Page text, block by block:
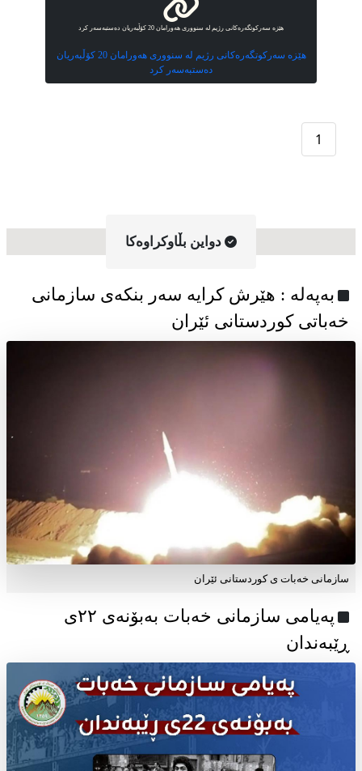
هێزە سەرکوتگەرەکانی رژیم لە سنووری هەورامان 20 کۆڵبەریان دەستبەسەر کرد
هێزە سەرکوتگەرەکانی رژیم لە سنووری هەورامان 20 کۆڵبەریان
دەستبەسەر کرد
1
دواین بڵاوکراوه‌کا
به‌په‌له‌ : هێرش کرایە سەر بنکەی سازمانی
خەباتی کوردستانی ئێران
سازمانی خەبات ی کوردستانی ئێران
پەیامی سازمانی خەبات بەبۆنەی ۲۲ی
ڕێبەندان